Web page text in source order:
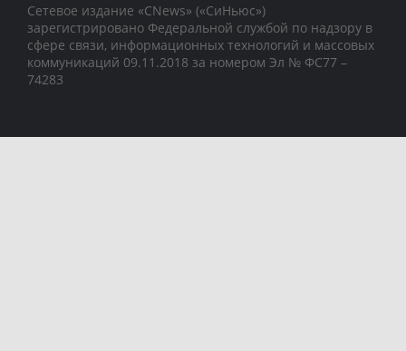
Сетевое издание «CNews» («СиНьюс»)
зарегистрировано Федеральной службой по надзору в
сфере связи, информационных технологий и массовых
коммуникаций 09.11.2018 за номером Эл № ФС77 –
74283